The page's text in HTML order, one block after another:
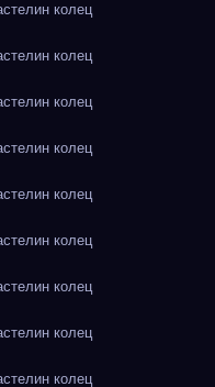
колец
колец
колец
колец
колец
колец
колец
колец
колец